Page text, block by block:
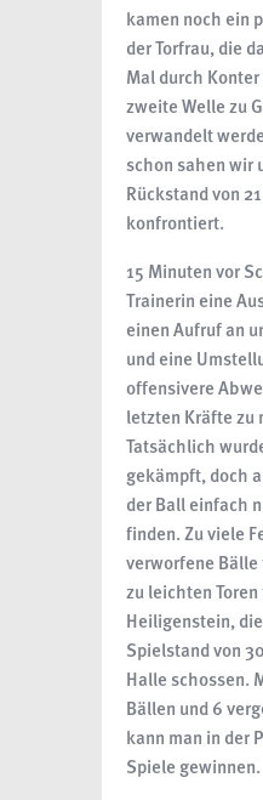
kamen noch ein
der Torfrau, die
Mal durch
zweite Welle zu
verwandelt
schon sahen wir
Rückstand von
konfrontiert.
15 Minuten vor
Trainerin eine
einen Aufruf an
und eine
offensivere
letzten Kräfte zu
Tatsächlich
gekämpft, doch
der Ball einfach
finden. Zu viele
verworfene
zu leichten
Heiligenstein,
Spielstand von
Halle schossen.
Bällen und 6
kann man in der
Spiele gewinnen.